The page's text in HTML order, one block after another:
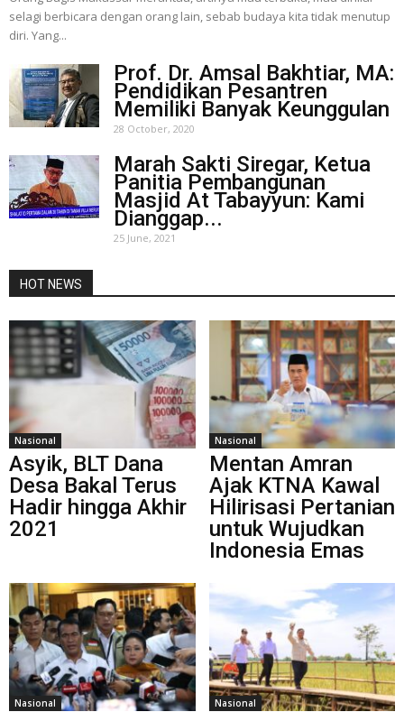
selagi berbicara dengan orang lain, sebab budaya kita tidak menutup
diri. Yang...
Prof. Dr. Amsal Bakhtiar, MA:
Pendidikan Pesantren
Memiliki Banyak Keunggulan
28 October, 2020
Marah Sakti Siregar, Ketua
Panitia Pembangunan
Masjid At Tabayyun: Kami
Dianggap...
25 June, 2021
HOT NEWS
Nasional
Asyik, BLT Dana
Desa Bakal Terus
Hadir hingga Akhir
2021
Nasional
Mentan Amran
Ajak KTNA Kawal
Hilirisasi Pertanian
untuk Wujudkan
Indonesia Emas
Nasional Nasional